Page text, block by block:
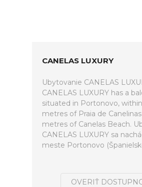
CANELAS LUXURY
Ubytovanie CANELAS
CANELAS LUXURY has a
situated in Portonovo,
metres of Praia de
metres of Canelas Beach.
CANELAS LUXURY sa
meste Portonovo
OVERIŤ